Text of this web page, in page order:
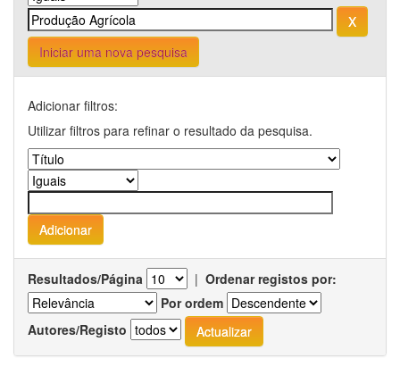
Iniciar uma nova pesquisa
Adicionar filtros:
Utilizar filtros para refinar o resultado da pesquisa.
Resultados/Página | Ordenar registos por:
Por ordem
Autores/Registo